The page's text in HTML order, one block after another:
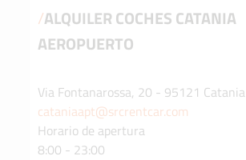
/ALQUILER COCHES CATANIA
AEROPUERTO
Via Fontanarossa, 20 - 95121 Catania
cataniaapt@srcrentcar.com
Horario de apertura
8:00 - 23:00